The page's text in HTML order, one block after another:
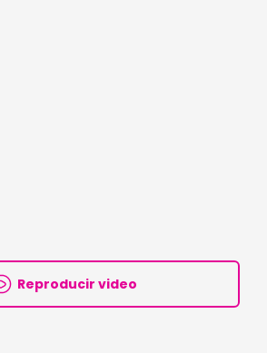
Reproducir video